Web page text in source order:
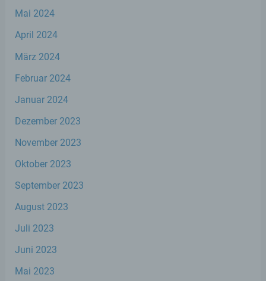
Mai 2024
April 2024
März 2024
Februar 2024
Januar 2024
Dezember 2023
November 2023
Oktober 2023
September 2023
August 2023
Juli 2023
Juni 2023
Mai 2023
Verknüpfung, die Einschränkung, das
Einschränkung der Verarbeitung ist die
personenbezogener Daten mit dem Ziel,
e) Profiling
personenbezogenen Daten verwendet